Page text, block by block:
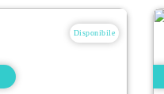
Disponibile